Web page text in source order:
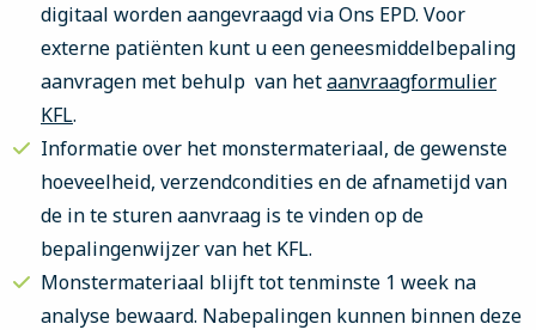
digitaal worden aangevraagd via Ons EPD. Voor
externe patiënten kunt u een geneesmiddelbepaling
aanvragen met behulp van hetaanvraagformulier
KFL.
Informatie over het monstermateriaal, de gewenste
hoeveelheid, verzendcondities en de afnametijd van
de in te sturen aanvraag is te vinden op de
bepalingenwijzer van het KFL.
Monstermateriaal blijft tot tenminste 1 week na
analyse bewaard. Nabepalingen kunnen binnen deze